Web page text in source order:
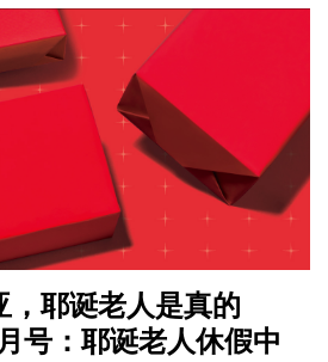
，耶诞老人是真的
号：耶诞老人休假中